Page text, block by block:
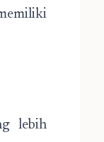
lebih